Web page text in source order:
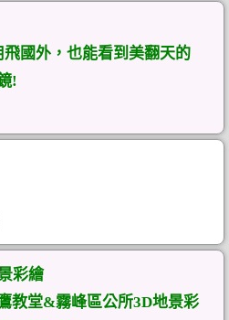
飛國外，也能看到美翻天的
!
彩繪
教堂&霧峰區公所3D地景彩